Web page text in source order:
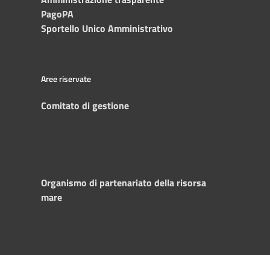
PagoPA
Sportello Unico Amministrativo
Aree riservate
Comitato di gestione
Organismo di partenariato della risorsa
mare